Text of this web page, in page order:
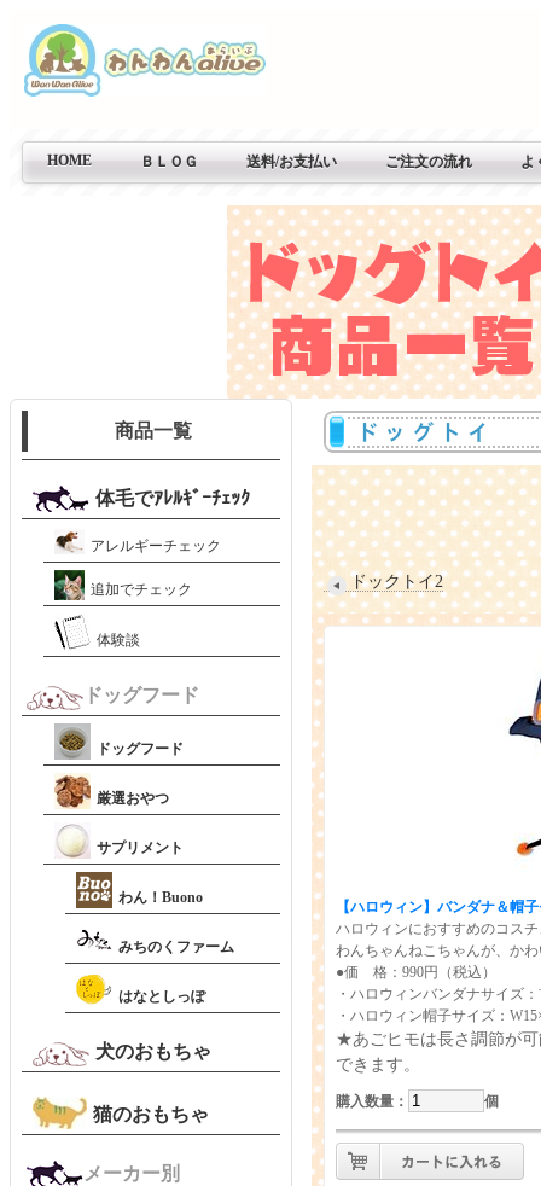
HOME ＢＬＯＧ 送料/お支払い ご注文の流れ よ
ドックトイ2
【ハロウィン】 バンダナ＆帽
ハロウィンにおすすめのコス
わんちゃんねこちゃんが、か
●価 格：990円（税込）
・ハロウィンバンダナサイズ：
・ハロウィン帽子サイズ：
★あごヒモは長さ調節が
できます。
購入数量 ： 個
商品一覧
体毛でｱﾚﾙｷﾞｰﾁｪｯｸ
アレルギーチェック
追加でチェック
体験談
ドッグフード
ドッグフード
厳選おやつ
サプリメント
わん！Buono
みちのくファーム
はなとしっぽ
犬のおもちゃ
猫のおもちゃ
メーカー別